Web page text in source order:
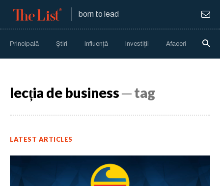
born to lead
Principală Știri Influență Investiții Afaceri
lecția de business─ tag
LATEST ARTICLES